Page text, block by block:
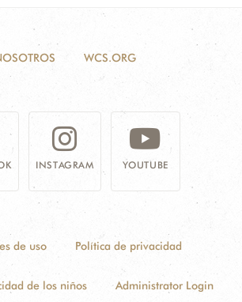
WCS.ORG
INSTAGRAM YOUTUBE
de uso Política de privacidad
de los niños Administrator Login